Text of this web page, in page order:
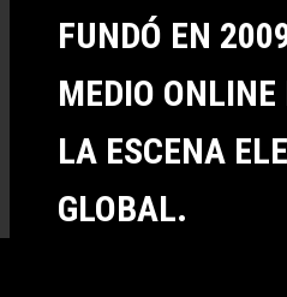
FUNDÓ EN
MEDIO
LA ESCENA
GLOBAL.